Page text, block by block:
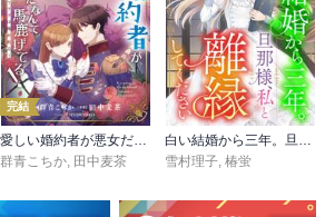
完結
愛しい婚約者が悪女だなんて馬鹿げてる！ ～全てのフラグは俺が折る～
群青こちか, 田中麦茶
白い結婚から三年。旦那様、私と離縁してください(話売り)
雪村理子, 椿蛍